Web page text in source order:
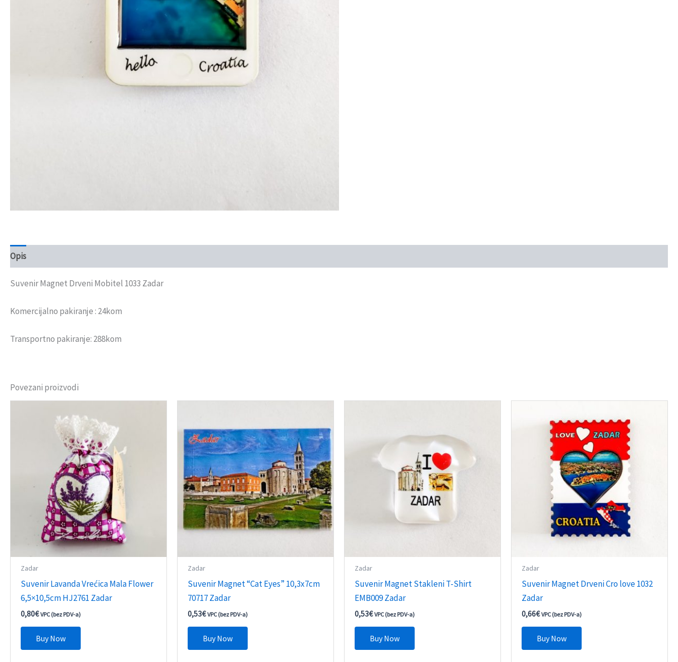
Opis
Suvenir Magnet Drveni Mobitel 1033 Zadar
Komercijalno pakiranje : 24kom
Transportno pakiranje: 288kom
Povezani proizvodi
Zadar
Suvenir Lavanda Vrećica Mala Flower
6,5×10,5cm HJ2761 Zadar
0,80€ VPC (bez PDV-a)
Buy Now
Zadar
Suvenir Magnet “Cat Eyes” 10,3x7cm
70717 Zadar
0,53€ VPC (bez PDV-a)
Buy Now
Zadar
Suvenir Magnet Stakleni T-Shirt
EMB009 Zadar
0,53€ VPC (bez PDV-a)
Buy Now
Zadar
Suvenir Magnet Drveni Cro love 1032
Zadar
0,66€ VPC (bez PDV-a)
Buy Now